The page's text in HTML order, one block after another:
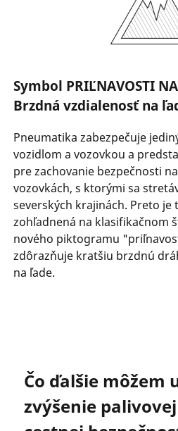
Symbol PRIĽNAVOSTI
Brzdná vzdialenosť na
Pneumatika zabezpečuje
vozidlom a vozovkou a
pre zachovanie bezpečnosti
vozovkách, s ktorými sa
severských krajinách. Preto
zohľadnená na klasifikačnom
nového piktogramu
zdôrazňuje kratšiu brzdnú
na ľade.
Čo ďalšie môžem
zvýšenie